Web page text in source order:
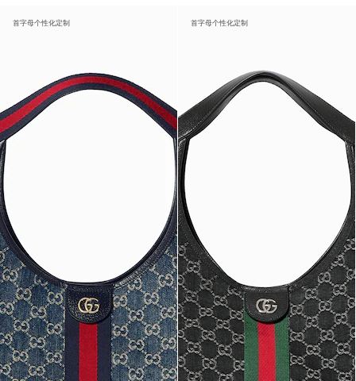
首字母个性化定制 首字母个性化定制